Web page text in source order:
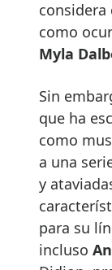
considera
como
Myla
Sin
que ha
como
a una
y
para su
incluso